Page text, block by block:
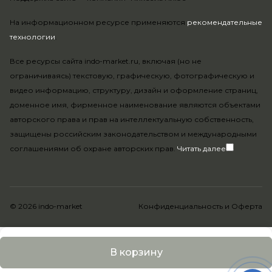
В корзину
На информационном ресурсе применяются рекомендательные
технологии.
Все ресурсы сайта indo-market.ru, включая (но не
ограничиваясь) текстовую, графическую, фотографическую и
видео информацию, структуру, дизайн и оформление страниц,
доменное имя, фирменное наименование являются объектами
авторского права и прав на интеллектуальную собственность,
защищены российским законодательством и международными
соглашениями об охране авторских прав. Читать далее
© 2026 indo-market Конфиденциальность и Оферта